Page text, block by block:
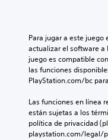
Para jugar a este juego
actualizar el software a
juego es compatible
las funciones
PlayStation.com/bc
Las funciones en línea
están sujetas a los
política de privacidad
playstation.com/legal/